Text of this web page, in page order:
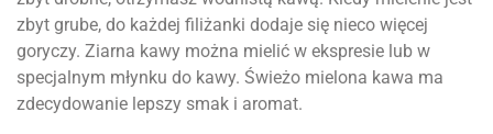
zbyt grube, do każdej filiżanki dodaje się nieco więcej
goryczy. Ziarna kawy można mielić w ekspresie lub w
specjalnym młynku do kawy. Świeżo mielona kawa ma
zdecydowanie lepszy smak i aromat.